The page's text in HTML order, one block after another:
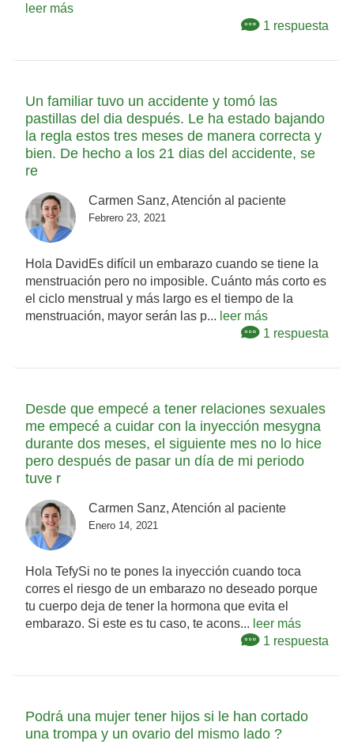
leer más
1 respuesta
Un familiar tuvo un accidente y tomó las
pastillas del dia después. Le ha estado bajando
la regla estos tres meses de manera correcta y
bien. De hecho a los 21 dias del accidente, se
re
Carmen Sanz, Atención al paciente
Febrero 23, 2021
Hola DavidEs difícil un embarazo cuando se tiene la
menstruación pero no imposible. Cuánto más corto es
el ciclo menstrual y más largo es el tiempo de la
menstruación, mayor serán las p... leer más
1 respuesta
Desde que empecé a tener relaciones sexuales
me empecé a cuidar con la inyección mesygna
durante dos meses, el siguiente mes no lo hice
pero después de pasar un día de mi periodo
tuve r
Carmen Sanz, Atención al paciente
Enero 14, 2021
Hola TefySi no te pones la inyección cuando toca
corres el riesgo de un embarazo no deseado porque
tu cuerpo deja de tener la hormona que evita el
embarazo. Si este es tu caso, te acons... leer más
1 respuesta
Podrá una mujer tener hijos si le han cortado
una trompa y un ovario del mismo lado ?